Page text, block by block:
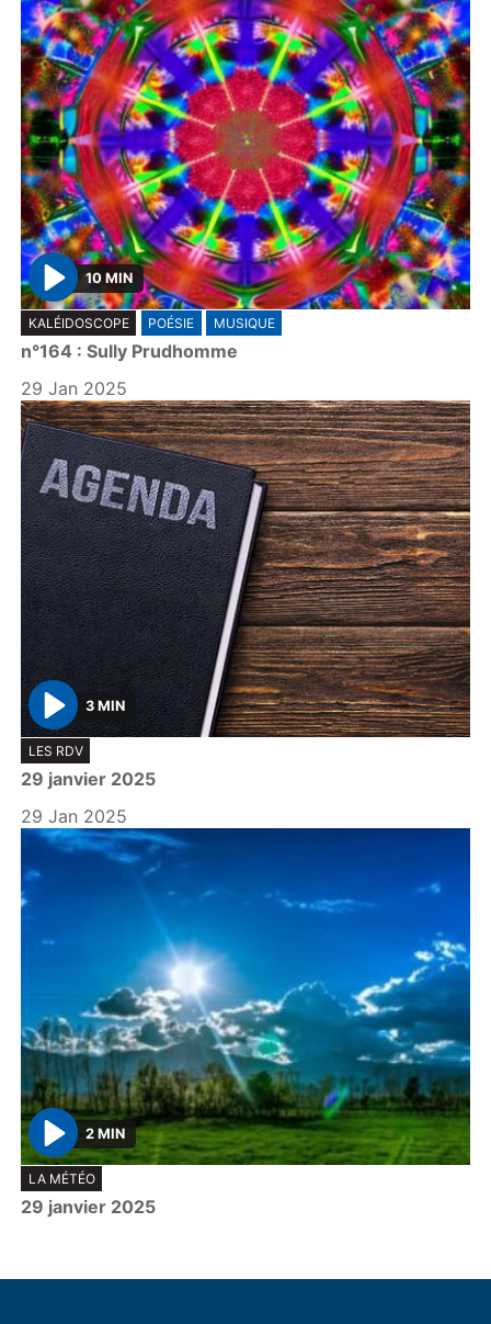
P
l
a
y
10 MIN
KALÉIDOSCOPE POÉSIE MUSIQUE
n°164 : Sully Prudhomme
29 Jan 2025
P
l
a
y
3 MIN
LES RDV
29 janvier 2025
29 Jan 2025
P
l
a
2 MIN
LA MÉTÉO
29 janvier 2025